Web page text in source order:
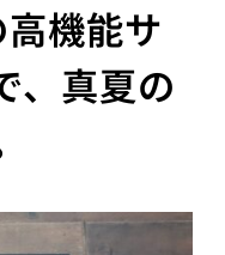
高機能サ
、真夏の